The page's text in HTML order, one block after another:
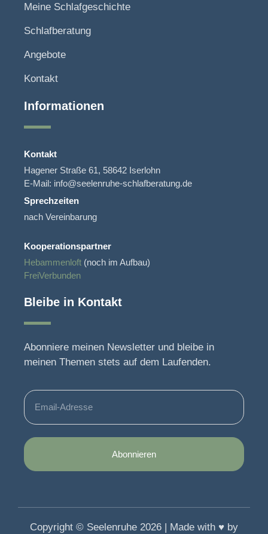
Meine Schlafgeschichte
Schlafberatung
Angebote
Kontakt
Informationen
Kontakt
Hagener Straße 61, 58642 Iserlohn
E-Mail: info@seelenruhe-schlafberatung.de
Sprechzeiten
nach Vereinbarung
Kooperationspartner
Hebammenloft (noch im Aufbau)
FreiVerbunden
Bleibe in Kontakt
Abonniere meinen Newsletter und bleibe in
meinen Themen stets auf dem Laufenden.
Abonnieren
Copyright © Seelenruhe 2026 | Made with ♥️ by